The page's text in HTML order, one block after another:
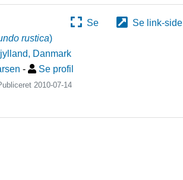
Se
Se link-side
rustica)
, Danmark
- Se profil
2010-07-14